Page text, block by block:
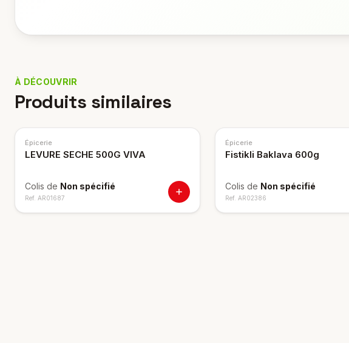
À DÉCOUVRIR
Produits similaires
Épicerie
LEVURE SECHE 500G VIVA
Colis de Non spécifié
Ref. AR01687
Épicerie
Fistikli Baklava 600g
Colis de Non spécifié
Ref. AR02386